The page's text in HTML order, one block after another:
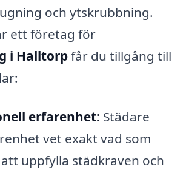
och ytskrubbning.
ett företag för
i Halltorpfår du tillgång till
erfarenhet: Städare
vet exakt vad som
uppfylla städkraven och